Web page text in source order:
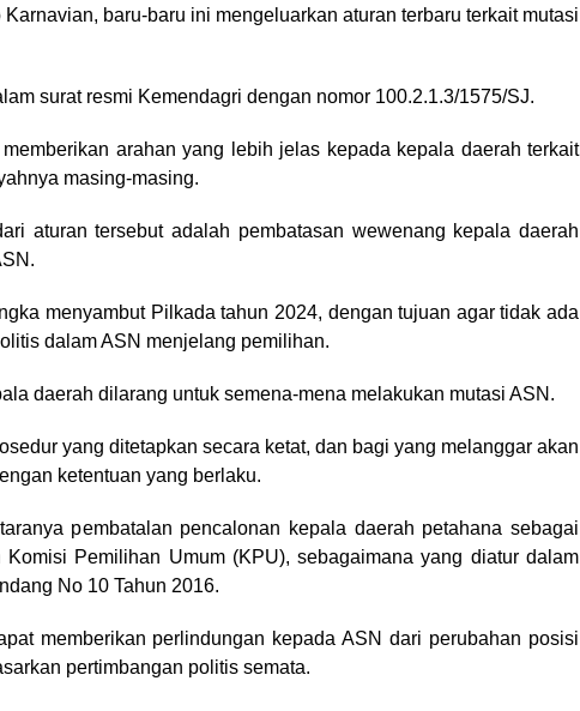
baru-baru ini mengeluarkan aturan terbaru terkait mutasi
surat resmi Kemendagri dengan nomor 100.2.1.3/1575/SJ.
arahan yang lebih jelas kepada kepala daerah terkait
masing-masing.
aturan tersebut adalah pembatasan wewenang kepala daerah
menyambut Pilkada tahun 2024, dengan tujuan agar tidak ada
dalam ASN menjelang pemilihan.
daerah dilarang untuk semena-mena melakukan mutasi ASN.
yang ditetapkan secara ketat, dan bagi yang melanggar akan
ketentuan yang berlaku.
pembatalan pencalonan kepala daerah petahana sebagai
Pemilihan Umum (KPU), sebagaimana yang diatur dalam
No 10 Tahun 2016.
memberikan perlindungan kepada ASN dari perubahan posisi
pertimbangan politis semata.